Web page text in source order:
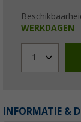
WERKDAGEN
1
INFORMATIE &